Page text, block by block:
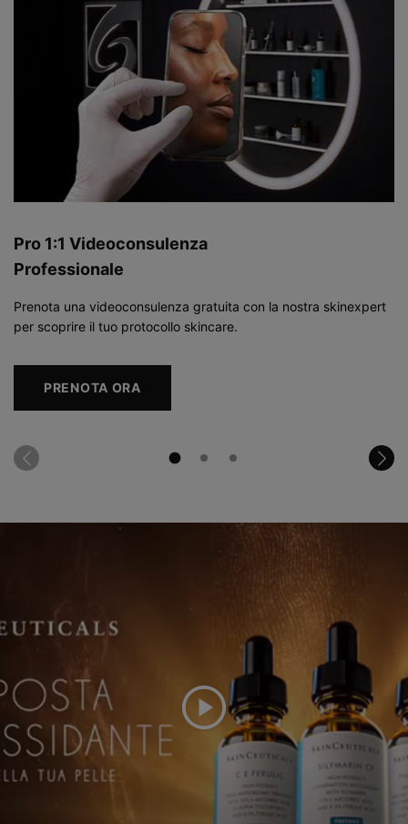
Pro 1:1 Videoconsulenza
Professionale
Prenota una videoconsulenza gratuita con la nostra skinexpert
per scoprire il tuo protocollo skincare.
PRENOTA ORA